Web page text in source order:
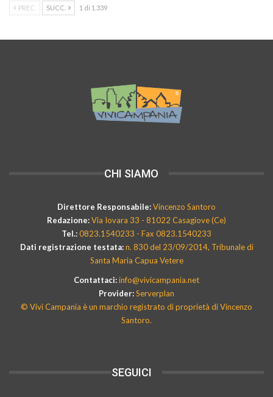
PREC. SUCC. 1 di 1.339
CHI SIAMO
Direttore Responsabile:Vincenzo Santoro
Redazione:Via Iovara 33 - 81022 Casagiove (Ce)
Tel.:0823.1540233 - Fax 0823.1540233
Dati registrazione testata:n. 830 del 23/09/2014, Tribunale di
Santa Maria Capua Vetere
Contattaci:info@vivicampania.net
Provider:Serverplan
© Vivi Campania è un marchio registrato di proprietà di Vincenzo
Santoro.
SEGUICI